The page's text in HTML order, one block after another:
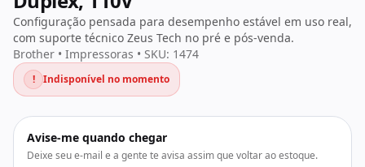
SSD/HD
PC Gamer
Todos os produtos
Configuração pensada para desempenho estável em uso real,
com suporte técnico Zeus Tech no pré e pós-venda.
Brother • Impressoras • SKU: 1474
! Indisponível no momento
Avise-me quando chegar
Deixe seu e-mail e a gente te avisa assim que voltar ao estoque.